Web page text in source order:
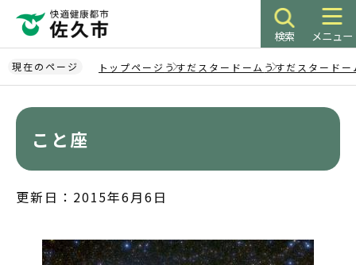
ペ
ー
ジ
検索 メニュー
現在のページ トップページ うすだスタードーム うすだスタード
こと座
更新日：2015年6月6日